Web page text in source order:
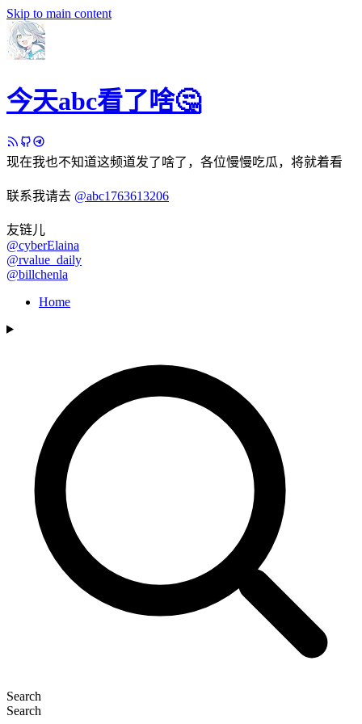
Skip to main content
今天abc看了啥🤔
现在我也不知道这频道发了啥了，各位慢慢吃瓜，将就着看
联系我请去 @abc1763613206
友链儿
@cyberElaina
@rvalue_daily
@billchenla
Home
Search
Search